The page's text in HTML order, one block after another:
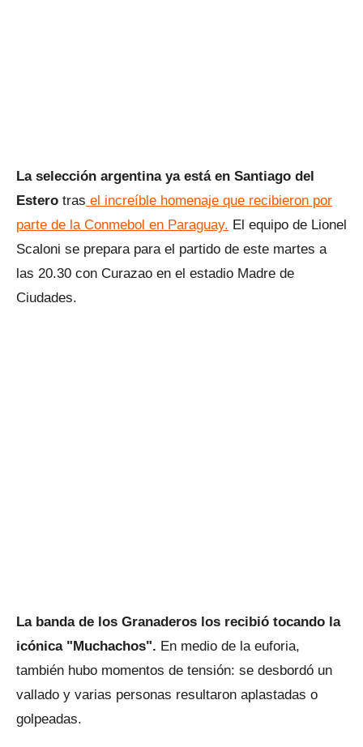
La selección argentina ya está en Santiago del
Estero tras el increíble homenaje que recibieron por
parte de la Conmebol en Paraguay. El equipo de Lionel
Scaloni se prepara para el partido de este martes a
las 20.30 con Curazao en el estadio Madre de
Ciudades.
La banda de los Granaderos los recibió tocando la
icónica "Muchachos". En medio de la euforia,
también hubo momentos de tensión: se desbordó un
vallado y varias personas resultaron aplastadas o
golpeadas.